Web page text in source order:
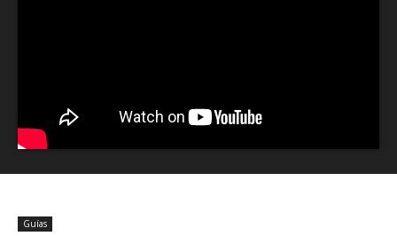
Guías